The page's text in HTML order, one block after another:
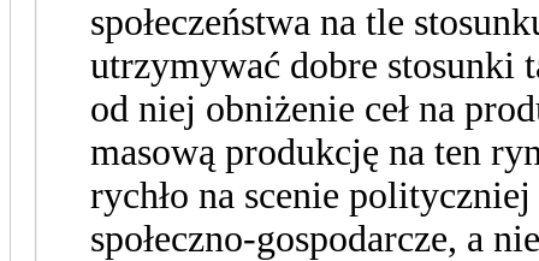
społeczeństwa na tle
utrzymywać dobre stosunki
od niej obniżenie ceł na
masową produkcję na ten
rychło na scenie
społeczno-gospodarcze, a